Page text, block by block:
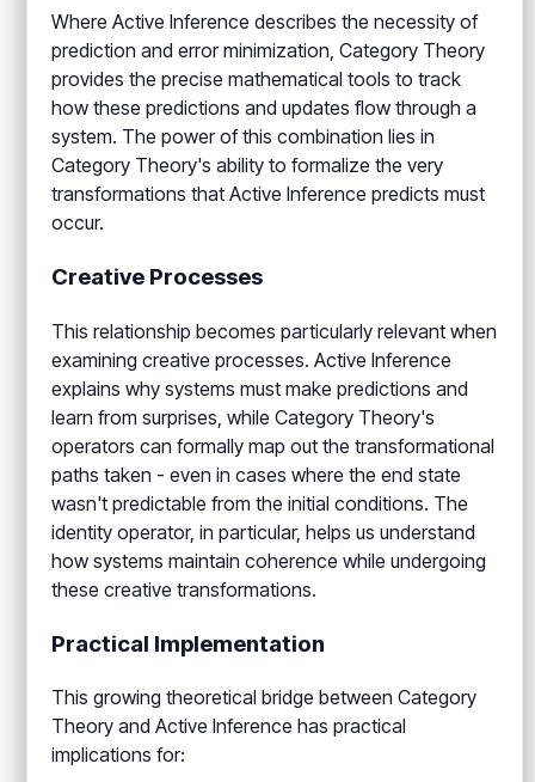
Where Active Inference describes the necessity of
prediction and error minimization, Category Theory
provides the precise mathematical tools to track
how these predictions and updates flow through a
system. The power of this combination lies in
Category Theory's ability to formalize the very
transformations that Active Inference predicts must
occur.
Creative Processes
This relationship becomes particularly relevant when
examining creative processes. Active Inference
explains why systems must make predictions and
learn from surprises, while Category Theory's
operators can formally map out the transformational
paths taken - even in cases where the end state
wasn't predictable from the initial conditions. The
identity operator, in particular, helps us understand
how systems maintain coherence while undergoing
these creative transformations.
Practical Implementation
This growing theoretical bridge between Category
Theory and Active Inference has practical
implications for: